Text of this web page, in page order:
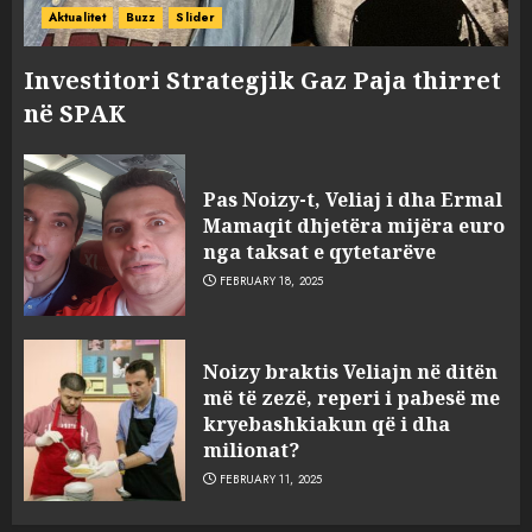
Aktualitet Buzz Slider
Investitori Strategjik Gaz Paja thirret
në SPAK
Pas Noizy-t, Veliaj i dha Ermal
Mamaqit dhjetëra mijëra euro
nga taksat e qytetarëve
FEBRUARY 18, 2025
Noizy braktis Veliajn në ditën
më të zezë, reperi i pabesë me
kryebashkiakun që i dha
milionat?
FEBRUARY 11, 2025
3
sulmuan “One Albania”,
ngjarja u fsheh. A u vodhën
serverat?
MARCH 25, 2025